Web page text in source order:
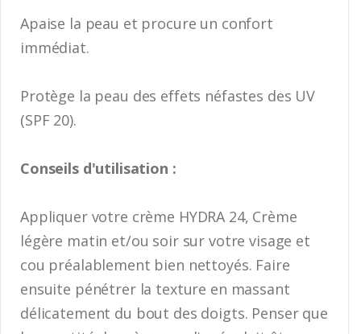
Apaise la peau et procure un confort
immédiat.
Protège la peau des effets néfastes des UV
(SPF 20).
Conseils d'utilisation :
Appliquer votre crème HYDRA 24, Crème
légère matin et/ou soir sur votre visage et
cou préalablement bien nettoyés. Faire
ensuite pénétrer la texture en massant
délicatement du bout des doigts. Penser que